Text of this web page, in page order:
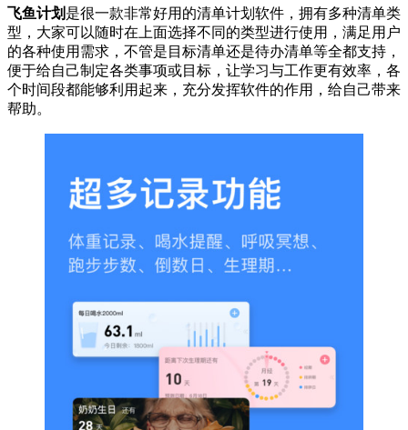
飞鱼计划 是很一款非常好用的清单计划软件，拥有多种清单类
型，大家可以随时在上面选择不同的类型进行使用，满足用户
的各种使用需求，不管是目标清单还是待办清单等全都支持，
便于给自己制定各类事项或目标，让学习与工作更有效率，各
个时间段都能够利用起来，充分发挥软件的作用，给自己带来
帮助。